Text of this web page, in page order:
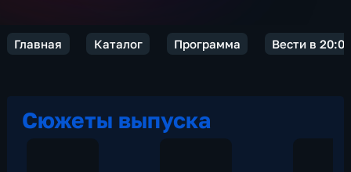
Главная Каталог Программа Вести в 20:00
Сюжеты выпуска